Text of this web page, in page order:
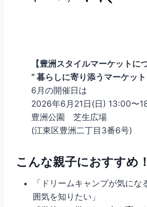
【豊洲スタイルマーケットに
“ 暮らしに寄り添うマーケット
6月の開催日は
2026年6月21日(日) 13:00〜
豊洲公園 芝生広場
(江東区豊洲二丁目3番6号)
こんな親子におすすめ！
「ドリームキャンプが気にな
囲気を知りたい」